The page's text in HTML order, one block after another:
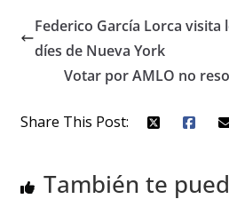
Federico García Lorca
díes de Nueva York
Votar por AMLO no
Share This Post:
También te